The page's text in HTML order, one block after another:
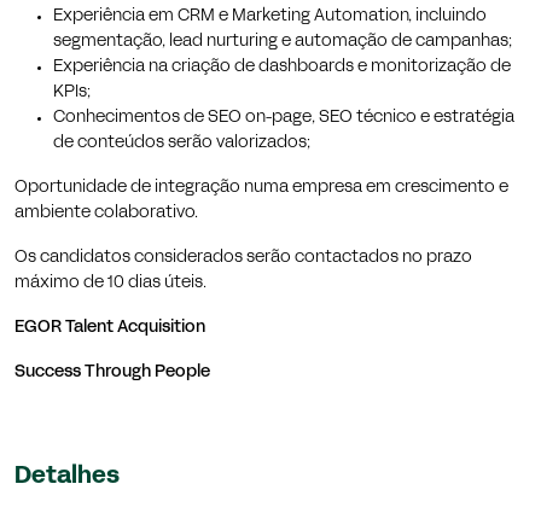
Experiência em CRM e Marketing Automation, incluindo
segmentação, lead nurturing e automação de campanhas;
Experiência na criação de dashboards e monitorização de
KPIs;
Conhecimentos de SEO on-page, SEO técnico e estratégia
de conteúdos serão valorizados;
Oportunidade de integração numa empresa em crescimento e
ambiente colaborativo.
Os candidatos considerados serão contactados no prazo
máximo de 10 dias úteis.
EGOR Talent Acquisition
Success Through People
Detalhes